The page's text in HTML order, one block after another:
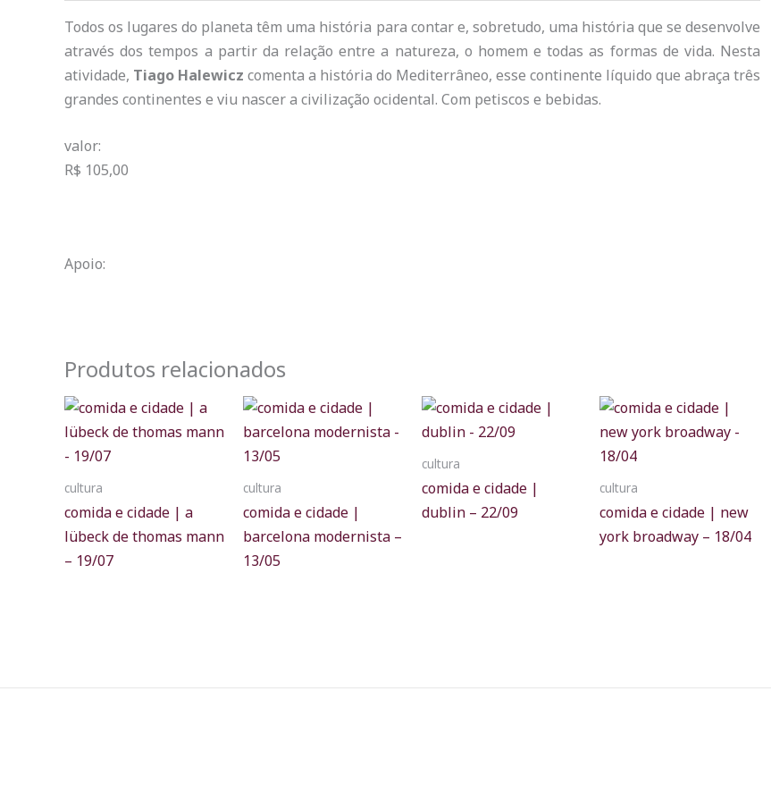
Todos os lugares do planeta têm uma história para contar e, sobretudo, uma história que se desenvolve
através dos tempos a partir da relação entre a natureza, o homem e todas as formas de vida. Nesta
atividade, Tiago Halewicz comenta a história do Mediterrâneo, esse continente líquido que abraça três
grandes continentes e viu nascer a civilização ocidental. Com petiscos e bebidas.
valor:
R$ 105,00
Apoio:
Produtos relacionados
cultura
comida e cidade | a
lübeck de thomas mann
– 19/07
cultura
comida e cidade |
barcelona modernista –
13/05
cultura
comida e cidade |
dublin – 22/09
cultura
comida e cidade | new
york broadway – 18/04